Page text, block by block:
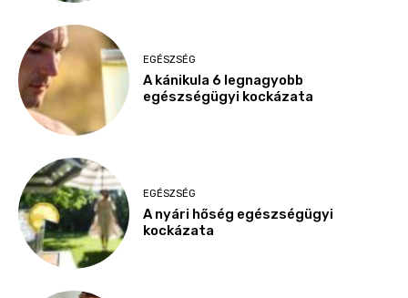
EGÉSZSÉG
A kánikula 6 legnagyobb
egészségügyi kockázata
EGÉSZSÉG
A nyári hőség egészségügyi
kockázata